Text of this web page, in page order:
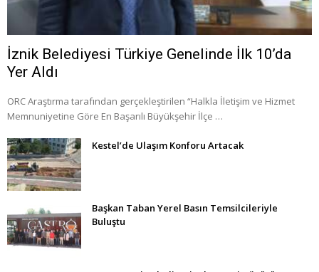
İznik Belediyesi Türkiye Genelinde İlk 10’da
Yer Aldı
ORC Araştırma tarafından gerçekleştirilen “Halkla İletişim ve Hizmet
Memnuniyetine Göre En Başarılı Büyükşehir İlçe …
Kestel’de Ulaşım Konforu Artacak
Başkan Taban Yerel Basın Temsilcileriyle
Buluştu